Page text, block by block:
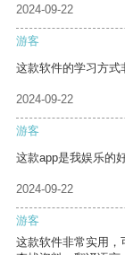
2024-09-22
游客
这款软件的学习方式
2024-09-22
游客
这款app是我娱乐的
2024-09-22
游客
这款软件非常实用，